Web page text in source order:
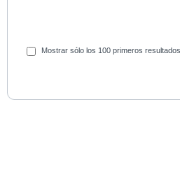
Mostrar sólo los 100 primeros resultados